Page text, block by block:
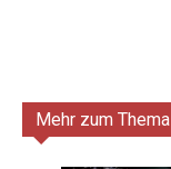
Mehr zum Thema